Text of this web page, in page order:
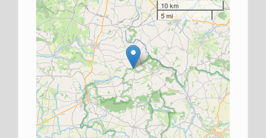
10 km
5 mi